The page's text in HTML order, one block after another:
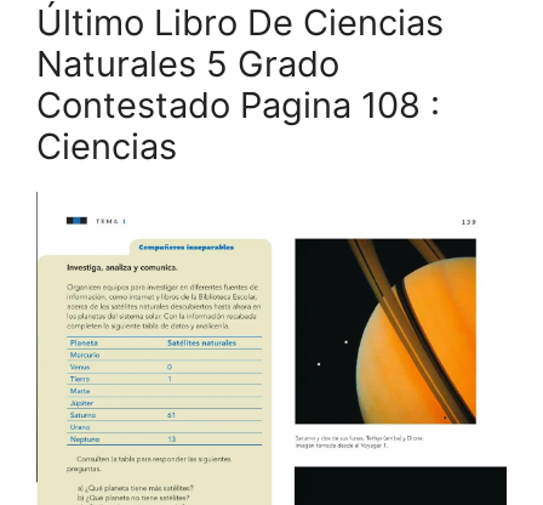
Último Libro De Ciencias
Naturales 5 Grado
Contestado Pagina 108 :
Ciencias